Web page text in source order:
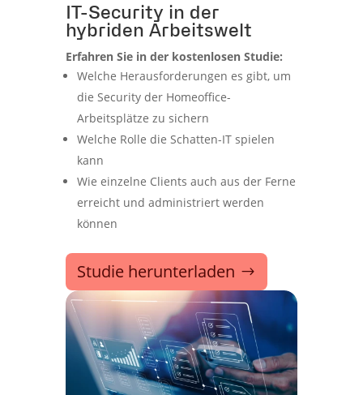
IT-Security in der
hybriden Arbeitswelt
Erfahren Sie in der kostenlosen Studie:
Welche Herausforderungen es gibt, um
die Security der Homeoffice-
Arbeitsplätze zu sichern
Welche Rolle die Schatten-IT spielen
kann
Wie einzelne Clients auch aus der Ferne
erreicht und administriert werden
können
Studie herunterladen